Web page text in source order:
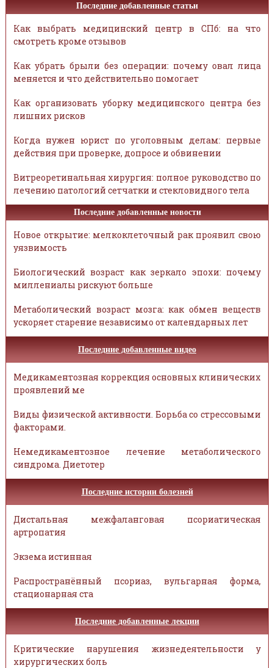
Последние добавленные статьи
Как выбрать медицинский центр в СПб: на что
смотреть кроме отзывов
Как убрать брыли без операции: почему овал лица
меняется и что действительно помогает
Как организовать уборку медицинского центра без
лишних рисков
Когда нужен юрист по уголовным делам: первые
действия при проверке, допросе и обвинении
Витреоретинальная хирургия: полное руководство по
лечению патологий сетчатки и стекловидного тела
Последние добавленные новости
Новое открытие: мелкоклеточный рак проявил свою
уязвимость
Биологический возраст как зеркало эпохи: почему
миллениалы рискуют больше
Метаболический возраст мозга: как обмен веществ
ускоряет старение независимо от календарных лет
Последние добавленные видео
Медикаментозная коррекция основных клинических
проявлений ме
Виды физической активности. Борьба со стрессовыми
факторами.
Немедикаментозное лечение метаболического
синдрома. Диетотер
Последние истории болезней
Дистальная межфаланговая псориатическая
артропатия
Экзема истинная
Распространённый псориаз, вульгарная форма,
стационарная ста
Последние добавленные лекции
Критические нарушения жизнедеятельности у
хирургических боль